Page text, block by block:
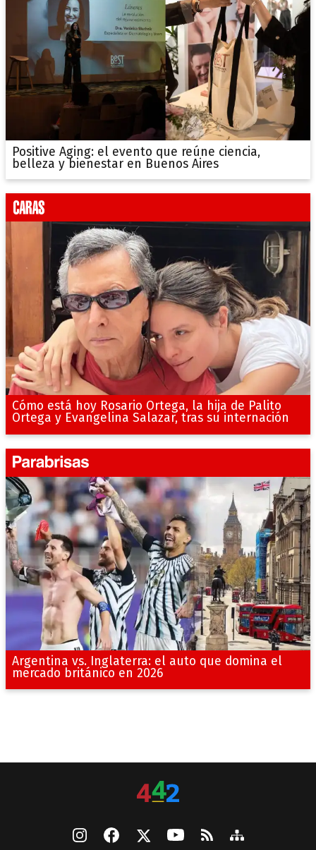
Positive Aging: el evento que reúne ciencia,
belleza y bienestar en Buenos Aires
Cómo está hoy Rosario Ortega, la hija de Palito
Ortega y Evangelina Salazar, tras su internación
Argentina vs. Inglaterra: el auto que domina el
mercado británico en 2026